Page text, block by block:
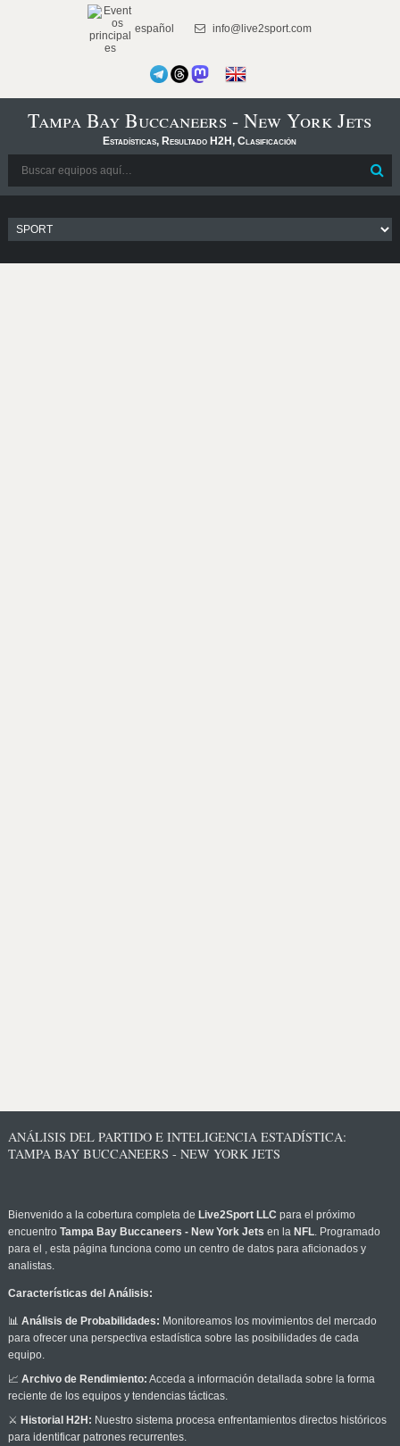
español info@live2sport.com
Tampa Bay Buccaneers - New York Jets
Estadísticas, Resultado H2H, Clasificación
ANÁLISIS DEL PARTIDO E INTELIGENCIA ESTADÍSTICA:
TAMPA BAY BUCCANEERS - NEW YORK JETS
Bienvenido a la cobertura completa de Live2Sport LLC para el próximo
encuentro Tampa Bay Buccaneers - New York Jets en la NFL. Programado
para el , esta página funciona como un centro de datos para aficionados y
analistas.
Características del Análisis:
📊 Análisis de Probabilidades: Monitoreamos los movimientos del mercado
para ofrecer una perspectiva estadística sobre las posibilidades de cada
equipo.
📈 Archivo de Rendimiento: Acceda a información detallada sobre la forma
reciente de los equipos y tendencias tácticas.
⚔️ Historial H2H: Nuestro sistema procesa enfrentamientos directos históricos
para identificar patrones recurrentes.